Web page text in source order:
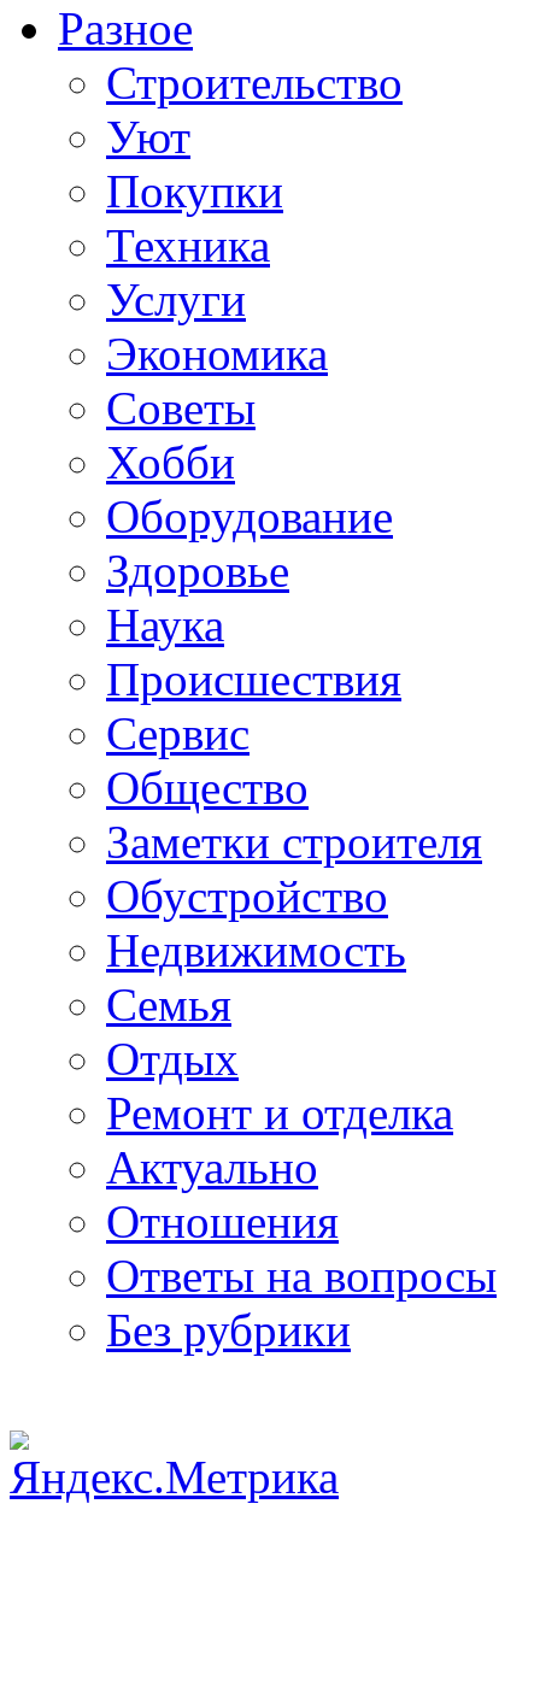
Разное
Строительство
Уют
Покупки
Техника
Услуги
Экономика
Советы
Хобби
Oборудование
Здоровье
Наука
Происшествия
Сервис
Общество
Заметки строителя
Обустройство
Недвижимость
Семья
Отдых
Ремонт и отделка
Актуально
Отношения
Ответы на вопросы
Без рубрики